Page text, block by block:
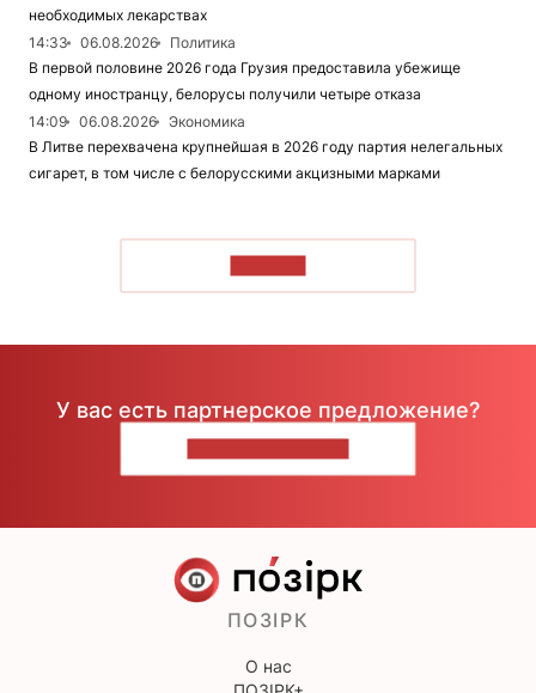
необходимых лекарствах
14:33
06.08.2026
Политика
В первой половине 2026 года Грузия предоставила убежище
одному иностранцу, белорусы получили четыре отказа
14:09
06.08.2026
Экономика
В Литве перехвачена крупнейшая в 2026 году партия нелегальных
сигарет, в том числе с белорусскими акцизными марками
У вас есть партнерское предложение?
ПОЗІРК
О нас